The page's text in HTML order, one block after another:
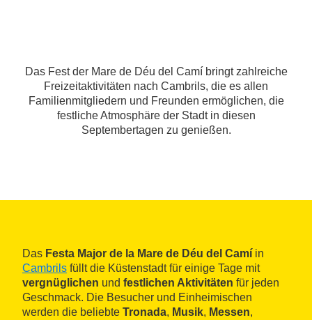
Das Fest der Mare de Déu del Camí bringt zahlreiche
Freizeitaktivitäten nach Cambrils, die es allen
Familienmitgliedern und Freunden ermöglichen, die
festliche Atmosphäre der Stadt in diesen
Septembertagen zu genießen.
Das Festa Major de la Mare de Déu del Camí in
Cambrils füllt die Küstenstadt für einige Tage mit
vergnüglichen und festlichen Aktivitäten für jeden
Geschmack. Die Besucher und Einheimischen
werden die beliebte Tronada, Musik, Messen,